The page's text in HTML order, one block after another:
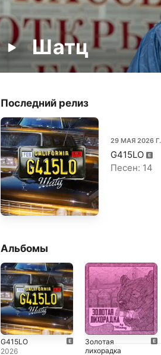
Шатц
Последний релиз
29 МАЯ 2026 Г.
G415LO
Песен: 14
Альбомы
G415LO
2026
Золотая
лихорадка